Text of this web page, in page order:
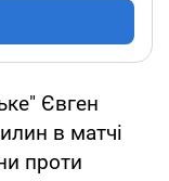
Євген
в матчі
проти